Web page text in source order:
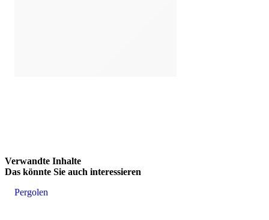
Verwandte Inhalte
Das könnte Sie auch interessieren
Pergolen